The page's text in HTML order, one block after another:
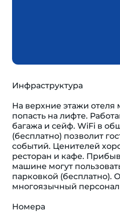
Инфраструктура
На верхние этажи
попасть на лифте.
багажа и сейф. WiFi в
(бесплатно) позволит
событий. Ценителей
ресторан и кафе.
машине могут
парковкой (бесплатно).
многоязычный
Номера